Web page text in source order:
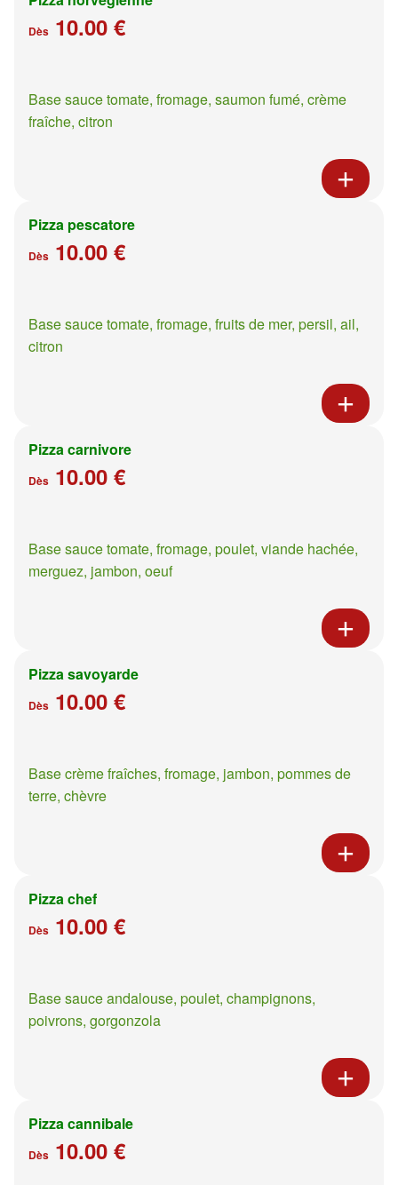
Dès 10.00 €
Base sauce tomate, fromage, saumon fumé, crème
fraîche, citron
Pizza pescatore
Dès 10.00 €
Base sauce tomate, fromage, fruits de mer, persil, ail,
citron
Pizza carnivore
Dès 10.00 €
Base sauce tomate, fromage, poulet, viande hachée,
merguez, jambon, oeuf
Pizza savoyarde
Dès 10.00 €
Base crème fraîches, fromage, jambon, pommes de
terre, chèvre
Pizza chef
Dès 10.00 €
Base sauce andalouse, poulet, champignons,
poivrons, gorgonzola
Pizza cannibale
Dès 10.00 €